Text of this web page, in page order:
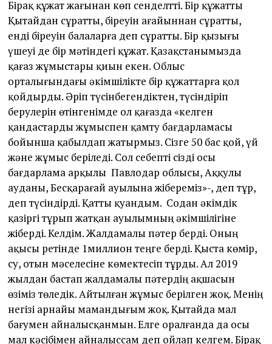
Бірақ құжат жағынан көп сенделтті. Бір құжатты
Қытайдан сұратты, біреуін ағайыннан сұратты,
енді біреуін балаларға деп сұратты. Бір қызығы
үшеуі де бір мәтіндегі құжат. Қазақстанымызда
қағаз жұмыстары қиын екен. Облыс
орталығындағы әкімшілікте бір құжаттарға қол
қойдырды. Әріп түсінбегендіктен, түсіндіріп
берулерін өтінгенімде ол қағазда «келген
қандастарды жұмыспен қамту бағдарламасы
бойынша қабылдап жатырмыз. Сізге 50 бас қой, үй
және жұмыс беріледі. Сол себепті сізді осы
бағдарлама арқылы Павлодар облысы, Аққулы
ауданы, Бесқарағай ауылына жібереміз»-, деп тұр,
деп түсіндірді. Қатты қуандым. Содан әкімдік
қазіргі тұрып жатқан ауылымның әкімшілігіне
жіберді. Келдім. Жалдамалы пәтер берді. Оның
ақысы ретінде 1миллион теңге берді. Қыста көмір,
су, отын мәселесіне көмектесіп тұрды. Ал 2019
жылдан бастап жалдамалы пәтердің ақшасын
өзіміз төледік. Айтылған жұмыс берілген жоқ. Менің
негізі арнайы мамандығым жоқ. Қытайда мал
бағумен айналысқанмын. Елге оралғанда да осы
мал кәсібімен айналыссам деп ойлап келгем. Бірақ